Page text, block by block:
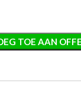
TOE AAN